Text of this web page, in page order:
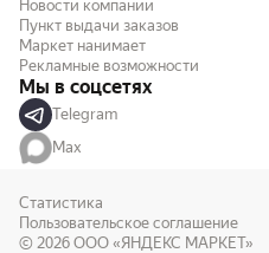
Новости компании
Пункт выдачи заказов
Маркет нанимает
Рекламные возможности
Мы в соцсетях
Telegram
Max
Статистика
Пользовательское соглашение
© 2026 ООО «ЯНДЕКС МАРКЕТ»